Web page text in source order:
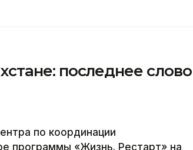
последнее слово
по координации
программы «Жизнь. Рестарт» на